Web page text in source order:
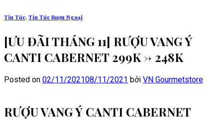
Tin Tức, Tin Tức Rượu Ngoại
[ƯU ĐÃI THÁNG 11] RƯỢU VANG Ý
CANTI CABERNET 299K -> 248K
Posted on 02/11/202108/11/2021 bởi VN Gourmetstore
RƯỢU VANG Ý CANTI CABERNET